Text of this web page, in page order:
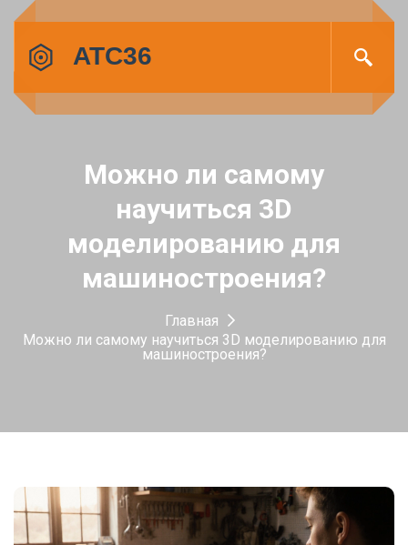
Можно ли самому
научиться 3D
моделированию для
машиностроения?
Главная
Можно ли самому научиться 3D моделированию для
машиностроения?